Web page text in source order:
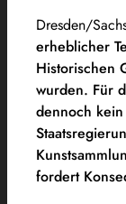
Dresden/
erheblicher
Historischen
wurden. Für
dennoch
fordert